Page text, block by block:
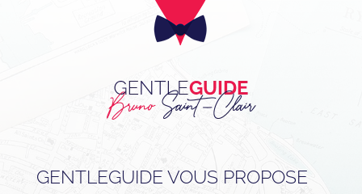
GENTLEGUIDE VOUS PROPOSE